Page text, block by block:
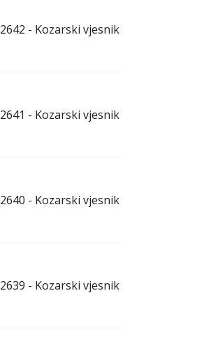
2642 - Kozarski vjesnik - 22.5.2026.
2641 - Kozarski vjesnik - 15.5.2026.
2640 - Kozarski vjesnik - 8.5.2026.
2639 - Kozarski vjesnik - 1.5.2026.